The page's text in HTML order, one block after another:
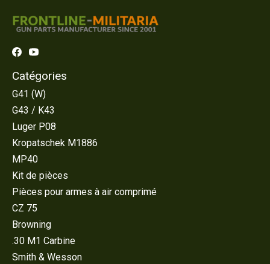
Catégories
G41 (W)
G43 / K43
Luger P08
Kropatschek M1886
MP40
Kit de pièces
Pièces pour armes à air comprimé
CZ 75
Browning
.30 M1 Carbine
Smith & Wesson